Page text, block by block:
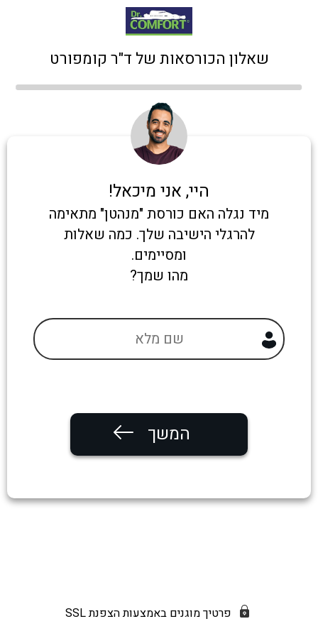
שאלון הכורסאות של ד"ר קומפורט
היי, אני מיכאל!
מיד נגלה האם כורסת "מנהטן" מתאימה
להרגלי הישיבה שלך. כמה שאלות
ומסיימים.
מהו שמך?
המשך
פרטיך מוגנים באמצעות הצפנת SSL